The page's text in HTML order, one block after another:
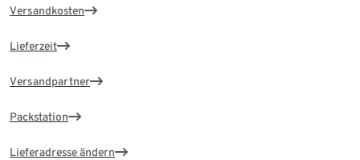
Versandkosten
Lieferzeit
Versandpartner
Packstation
Lieferadresse ändern